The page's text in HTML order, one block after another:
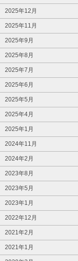
2025年12月
2025年11月
2025年9月
2025年8月
2025年7月
2025年6月
2025年5月
2025年4月
2025年1月
2024年11月
2024年2月
2023年8月
2023年5月
2023年1月
2022年12月
2021年2月
2021年1月